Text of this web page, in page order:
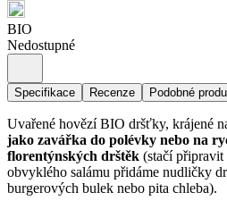
BIO
Nedostupné
Specifikace Recenze Podobné
Uvařené hovězí BIO dršťky, krájené
jako zavářka do polévky nebo na
florentýnských drštěk (stačí připravit
obvyklého salámu přidáme nudličky
burgerových bulek nebo pita chleba).